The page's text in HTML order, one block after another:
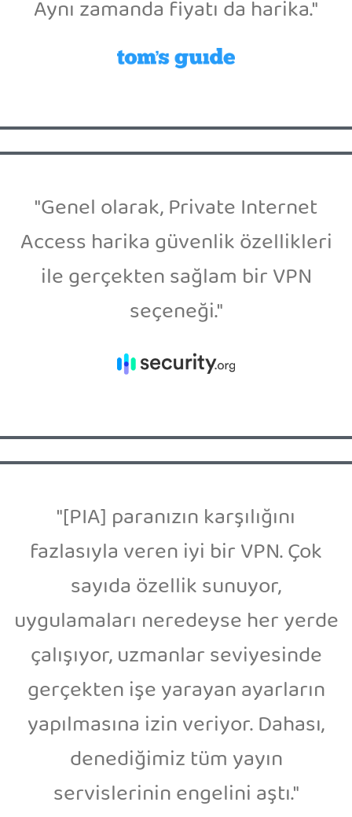
Aynı zamanda fiyatı da harika."
"Genel olarak, Private Internet
Access harika güvenlik özellikleri
ile gerçekten sağlam bir VPN
seçeneği."
"[PIA] paranızın karşılığını
fazlasıyla veren iyi bir VPN. Çok
sayıda özellik sunuyor,
uygulamaları neredeyse her yerde
çalışıyor, uzmanlar seviyesinde
gerçekten işe yarayan ayarların
yapılmasına izin veriyor. Dahası,
denediğimiz tüm yayın
servislerinin engelini aştı."